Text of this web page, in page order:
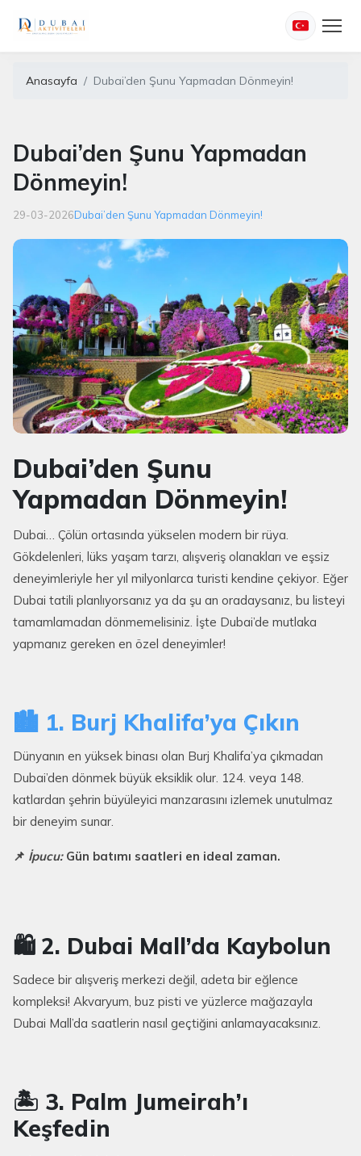
Anasayfa Dubai’den Şunu Yapmadan Dönmeyin!
Dubai’den Şunu Yapmadan
Dönmeyin!
29-03-2026Dubai’den Şunu Yapmadan Dönmeyin!
Dubai’den Şunu
Yapmadan Dönmeyin!
Dubai… Çölün ortasında yükselen modern bir rüya.
Gökdelenleri, lüks yaşam tarzı, alışveriş olanakları ve eşsiz
deneyimleriyle her yıl milyonlarca turisti kendine çekiyor. Eğer
Dubai tatili planlıyorsanız ya da şu an oradaysanız, bu listeyi
tamamlamadan dönmemelisiniz. İşte Dubai’de mutlaka
yapmanız gereken en özel deneyimler!
🏙️ 1. Burj Khalifa’ya Çıkın
Dünyanın en yüksek binası olan Burj Khalifa’ya çıkmadan
Dubai’den dönmek büyük eksiklik olur. 124. veya 148.
katlardan şehrin büyüleyici manzarasını izlemek unutulmaz
bir deneyim sunar.
📌 İpucu:Gün batımı saatleri en ideal zaman.
🛍️ 2. Dubai Mall’da Kaybolun
Sadece bir alışveriş merkezi değil, adeta bir eğlence
kompleksi! Akvaryum, buz pisti ve yüzlerce mağazayla
Dubai Mall’da saatlerin nasıl geçtiğini anlamayacaksınız.
🏝️ 3. Palm Jumeirah’ı
Keşfedin